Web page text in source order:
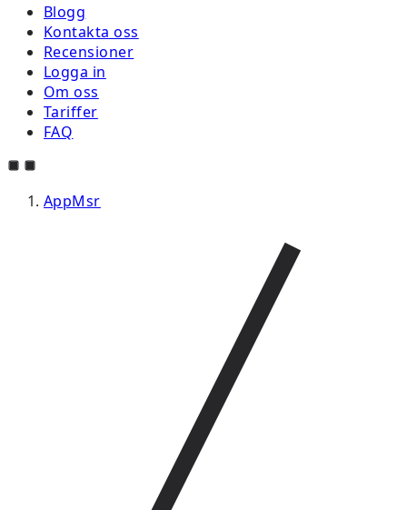
Blogg
Kontakta oss
Recensioner
Logga in
Om oss
Tariffer
FAQ
AppMsr